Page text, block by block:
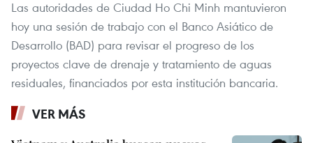
Las autoridades de Ciudad Ho Chi Minh mantuvieron
hoy una sesión de trabajo con el Banco Asiático de
Desarrollo (BAD) para revisar el progreso de los
proyectos clave de drenaje y tratamiento de aguas
residuales, financiados por esta institución bancaria.
VER MÁS